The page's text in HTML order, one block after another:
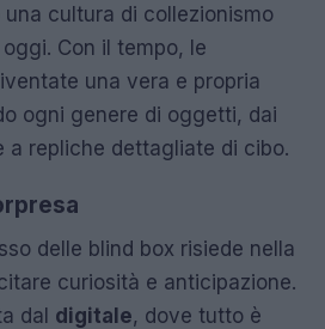
cultura di collezionismo
Con il tempo, le
una vera e propria
ogni genere di oggetti, dai
a repliche dettagliate di cibo.
delle blind box risiede nella
curiosità e anticipazione.
dal digitale, dove tutto è